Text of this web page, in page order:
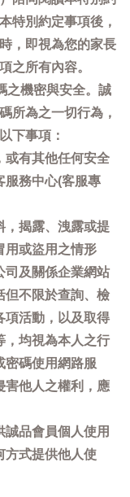
特別約定事項後，
，即視為您的家長
之所有內容。
之機密與安全。誠
所為之一切行為，
下事項：
或有其他任何安全
服務中心(客服專
，揭露、洩露或提
用或盜用之情形
司及關係企業網站
但不限於查詢、檢
項活動，以及取得
，均視為本人之行
密碼使用網路服
害他人之權利，應
品會員個人使用
方式提供他人使